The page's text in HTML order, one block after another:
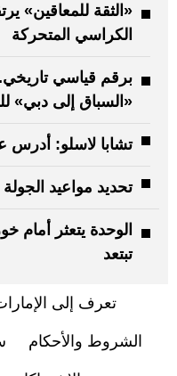
«الثقة للمعاقين»
الكراسي المتحركة
برقم قياسي
«السباق إلى دبي»
تشابا لاسلو: أدرس
تحديد مواعيد
الوحدة يتعثر أمام
تبتعد
تعرف إلى
الشروط والأحكام